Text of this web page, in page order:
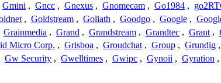
Gmini , Gncc , Gnexus , Gnomecam , Go1984 ,
, Goldstream , Goliath , Goodgo , Google ,
Grainmedia , Grand , Grandstream , Grandtec , Grant ,
Micro Corp. , Grisboa , Groudchat , Group , Grundig ,
Gw Security , Gwelltimes , Gwipc , Gynoii , Gyration ,